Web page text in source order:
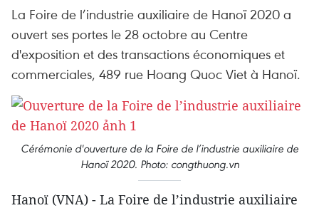
La Foire de l’industrie auxiliaire de Hanoï 2020 a
ouvert ses portes le 28 octobre au Centre
d'exposition et des transactions économiques et
commerciales, 489 rue Hoang Quoc Viet à Hanoï.
Cérémonie d'ouverture de la Foire de l’industrie auxiliaire de
Hanoï 2020. Photo: congthuong.vn
Hanoï (VNA) - La Foire de l’industrie auxiliaire